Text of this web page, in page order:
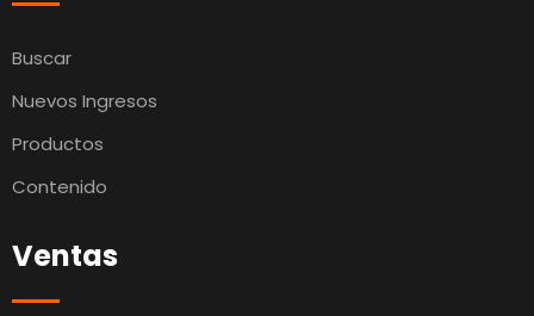
Buscar
Nuevos Ingresos
Productos
Contenido
Ventas